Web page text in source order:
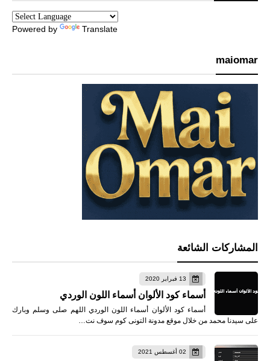
Powered by Translate
maiomar
المشاركات الشائعة
13 فبراير 2020
أسماء كود الألوان أسماء اللون الوردي
أسماء كود الألوان أسماء اللون الوردي اللهم صلى وسلم وبارك
على سيدنا محمد من خلال موقع مدونة التونى كوم سوف نت…
02 أغسطس 2021